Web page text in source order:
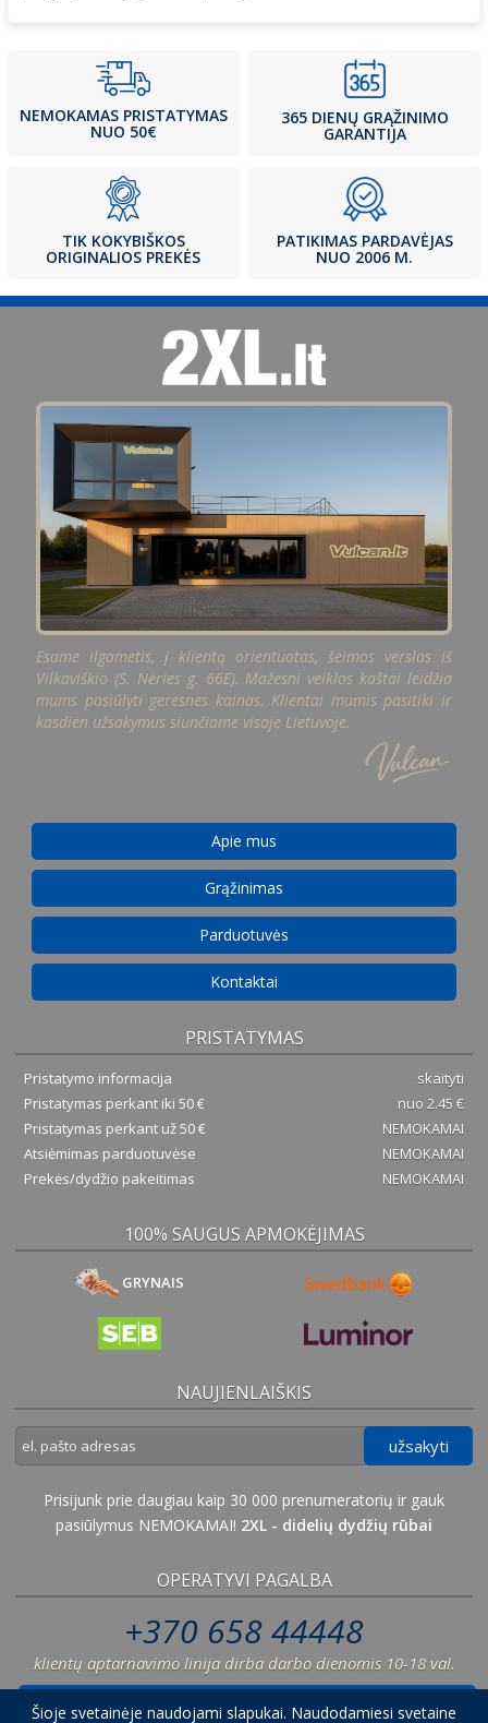
NEMOKAMAS PRISTATYMAS
NUO 50€
365 DIENŲ GRĄŽINIMO
GARANTIJA
TIK KOKYBIŠKOS
ORIGINALIOS PREKĖS
PATIKIMAS PARDAVĖJAS
NUO 2006 M.
Esame ilgametis, į klientą orientuotas, šeimos verslas iš
Vilkaviškio (S. Nėries g. 66E). Mažesni veiklos kaštai leidžia
mums pasiūlyti geresnes kainas. Klientai mumis pasitiki ir
kasdien užsakymus siunčiame visoje Lietuvoje.
Apie mus
Grąžinimas
Parduotuvės
Kontaktai
PRISTATYMAS
Pristatymo informacija
skaityti
Pristatymas perkant iki 50 €
nuo 2.45 €
Pristatymas perkant už 50 €
NEMOKAMAI
Atsiėmimas parduotuvėse
NEMOKAMAI
Prekės/dydžio pakeitimas
NEMOKAMAI
100% SAUGUS APMOKĖJIMAS
GRYNAIS
NAUJIENLAIŠKIS
užsakyti
Prisijunk prie daugiau kaip 30 000 prenumeratorių ir gauk
pasiūlymus NEMOKAMAI! 2XL - didelių dydžių rūbai
OPERATYVI PAGALBA
+370 658 44448
klientų aptarnavimo linija dirba darbo dienomis 10-18 val.
palikti pranešimą
Šioje svetainėje naudojami slapukai. Naudodamiesi svetaine